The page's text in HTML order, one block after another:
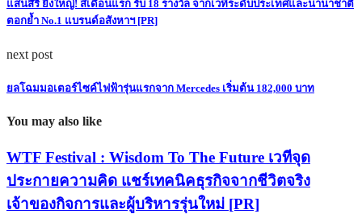
แสนสิริ ยิ่งใหญ่! สี่เดือนแรก รับ 18 รางวัล จากเวทีระดับประเทศและนานาชาติ
ตอกย้ำ No.1 แบรนด์อสังหาฯ [PR]
next post
ยลโฉมมอเตอร์ไซค์ไฟฟ้ารุ่นแรกจาก Mercedes เริ่มต้น 182,000 บาท
You may also like
WTF Festival : Wisdom To The Future เวทีจุด
ประกายความคิด แชร์เทคนิคธุรกิจจากชีวิตจริง
เจ้าของกิจการและผู้บริหารรุ่นใหม่ [PR]